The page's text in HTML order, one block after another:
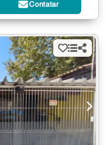
Contatar